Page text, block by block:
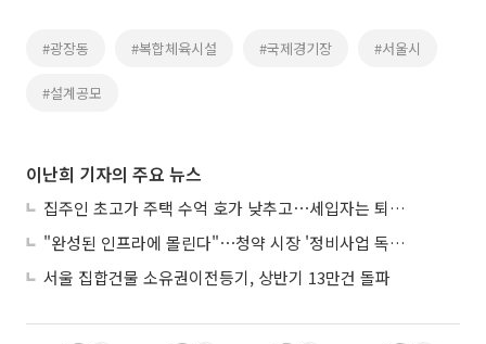
#광장동 #복합체육시설 #국제경기장 #서울시
#설계공모
이난희 기자의 주요 뉴스
집주인 초고가 주택 수억 호가 낮추고⋯세입자는 퇴거 위기
"완성된 인프라에 몰린다"⋯청약 시장 '정비사업 독주' 42배 격차
서울 집합건물 소유권이전등기, 상반기 13만건 돌파